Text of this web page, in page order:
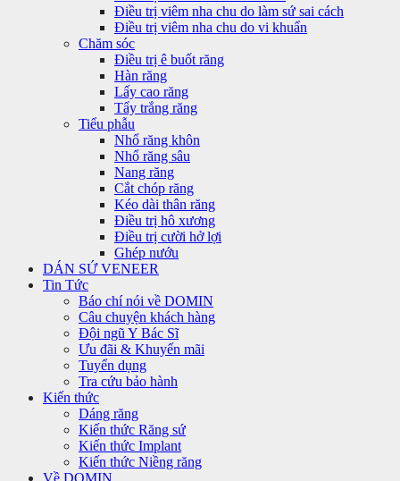
Điều trị viêm nha chu do làm sứ sai cách
Điều trị viêm nha chu do vi khuẩn
Chăm sóc
Điều trị ê buốt răng
Hàn răng
Lấy cao răng
Tẩy trắng răng
Tiểu phẫu
Nhổ răng khôn
Nhổ răng sâu
Nang răng
Cắt chóp răng
Kéo dài thân răng
Điều trị hô xương
Điều trị cười hở lợi
Ghép nướu
DÁN SỨ VENEER
Tin Tức
Báo chí nói về DOMIN
Câu chuyện khách hàng
Đội ngũ Y Bác Sĩ
Ưu đãi & Khuyến mãi
Tuyển dụng
Tra cứu bảo hành
Kiến thức
Dáng răng
Kiến thức Răng sứ
Kiến thức Implant
Kiến thức Niềng răng